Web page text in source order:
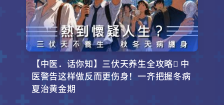
【中医．话你知】三伏天养生全攻略 中
医警告这样做反而更伤身！一齐把握冬病
夏治黄金期